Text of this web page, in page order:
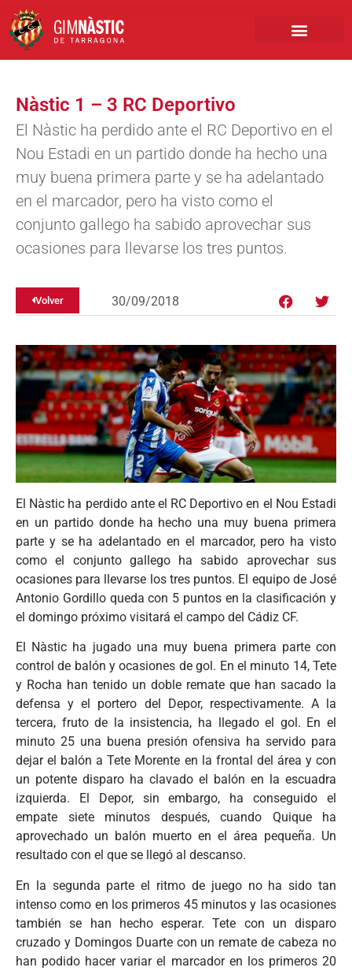
Nàstic 1 – 3 RC Deportivo
El Nàstic ha perdido ante el RC Deportivo en el
Nou Estadi en un partido donde ha hecho una
muy buena primera parte y se ha adelantado
en el marcador, pero ha visto como el
conjunto gallego ha sabido aprovechar sus
ocasiones para llevarse los tres puntos.
Volver 30/09/2018
El Nàstic ha perdido ante el RC Deportivo en el Nou Estadi
en un partido donde ha hecho una muy buena primera
parte y se ha adelantado en el marcador, pero ha visto
como el conjunto gallego ha sabido aprovechar sus
ocasiones para llevarse los tres puntos. El equipo de José
Antonio Gordillo queda con 5 puntos en la clasificación y
el domingo próximo visitará el campo del Cádiz CF.
El Nàstic ha jugado una muy buena primera parte con
control de balón y ocasiones de gol. En el minuto 14, Tete
y Rocha han tenido un doble remate que han sacado la
defensa y el portero del Depor, respectivamente. A la
tercera, fruto de la insistencia, ha llegado el gol. En el
minuto 25 una buena presión ofensiva ha servido para
dejar el balón a Tete Morente en la frontal del área y con
un potente disparo ha clavado el balón en la escuadra
izquierda. El Depor, sin embargo, ha conseguido el
empate siete minutos después, cuando Quique ha
aprovechado un balón muerto en el área pequeña. Un
resultado con el que se llegó al descanso.
En la segunda parte el ritmo de juego no ha sido tan
intenso como en los primeros 45 minutos y las ocasiones
también se han hecho esperar. Tete con un disparo
cruzado y Domingos Duarte con un remate de cabeza no
han podido hacer variar el marcador en los primeros 20